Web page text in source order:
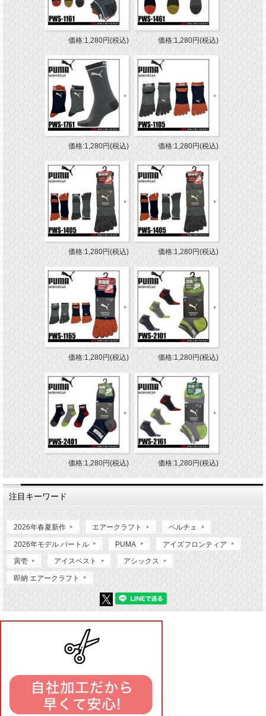
価格:1,280円(税込) 価格:1,280円(税込)
価格:1,280円(税込) 価格:1,280円(税込)
価格:1,280円(税込) 価格:1,280円(税込)
価格:1,280円(税込) 価格:1,280円(税込)
価格:1,280円(税込) 価格:1,280円(税込)
注目キーワード
2026年春夏新作 エアークラフト ペルチェ
2026年モデル バートル PUMA アイズフロンティア
寅壱 アイスベスト アシックス
即納 エアークラフト